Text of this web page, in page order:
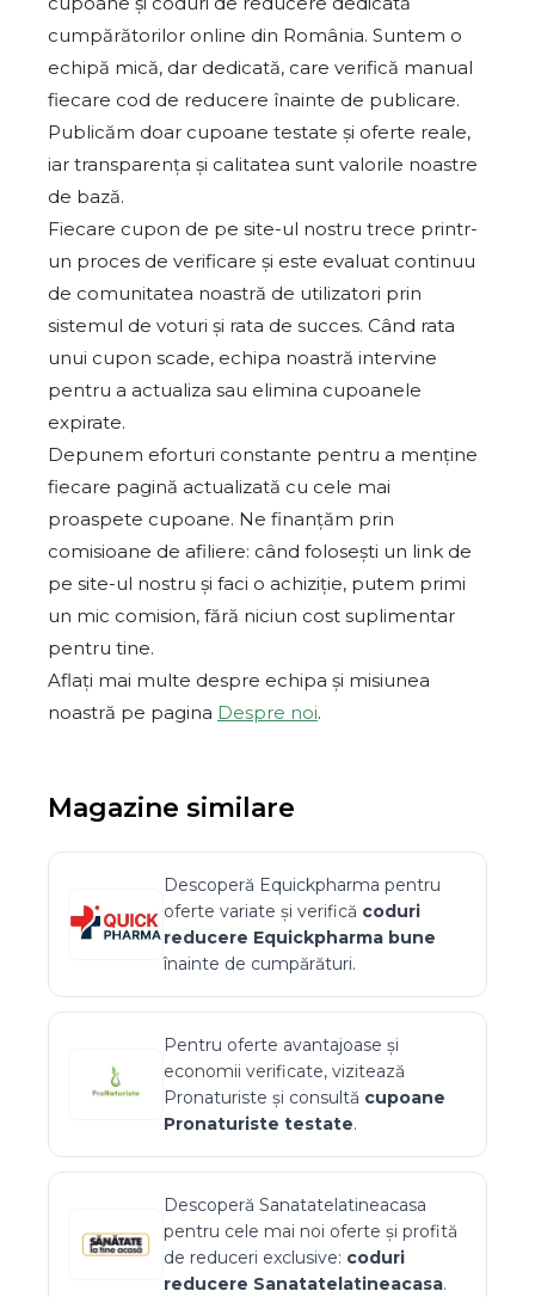
cumpărătorilor online din România. Suntem o
echipă mică, dar dedicată, care verifică manual
fiecare cod de reducere înainte de publicare.
Publicăm doar cupoane testate și oferte reale,
iar transparența și calitatea sunt valorile noastre
de bază.
Fiecare cupon de pe site-ul nostru trece printr-
un proces de verificare și este evaluat continuu
de comunitatea noastră de utilizatori prin
sistemul de voturi și rata de succes. Când rata
unui cupon scade, echipa noastră intervine
pentru a actualiza sau elimina cupoanele
expirate.
Depunem eforturi constante pentru a menține
fiecare pagină actualizată cu cele mai
proaspete cupoane. Ne finanțăm prin
comisioane de afiliere: când folosești un link de
pe site-ul nostru și faci o achiziție, putem primi
un mic comision, fără niciun cost suplimentar
pentru tine.
Aflați mai multe despre echipa și misiunea
noastră pe pagina Despre noi.
Magazine similare
Descoperă Equickpharma pentru
oferte variate și verifică coduri
reducere Equickpharma bune
înainte de cumpărături.
Pentru oferte avantajoase și
economii verificate, vizitează
Pronaturiste și consultă cupoane
Pronaturiste testate.
Descoperă Sanatatelatineacasa
pentru cele mai noi oferte și profită
de reduceri exclusive: coduri
reducere Sanatatelatineacasa.